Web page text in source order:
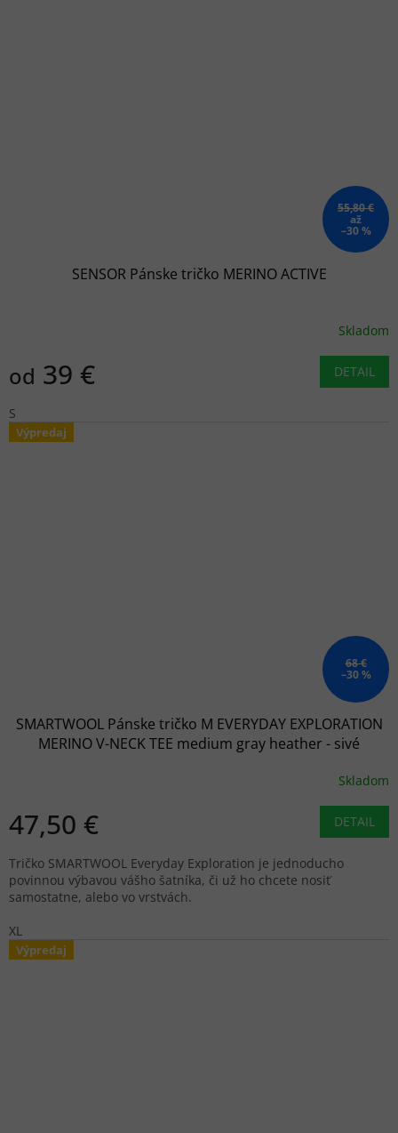
55,80 €
až
–30 %
SENSOR Pánske tričko MERINO ACTIVE
Skladom
od 39 € DETAIL
S
Výpredaj
68 €
–30 %
SMARTWOOL Pánske tričko M EVERYDAY EXPLORATION
MERINO V-NECK TEE medium gray heather - sivé
Skladom
47,50 € DETAIL
Tričko SMARTWOOL Everyday Exploration je jednoducho
povinnou výbavou vášho šatníka, či už ho chcete nosiť
samostatne, alebo vo vrstvách.
XL
Výpredaj